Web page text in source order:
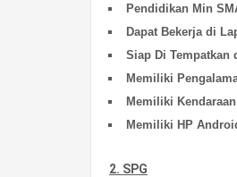
Pendidikan Min
Dapat Bekerja di
Siap Di Tempatkan
Memiliki
Memiliki Kendaraan
Memiliki HP
2. SPG